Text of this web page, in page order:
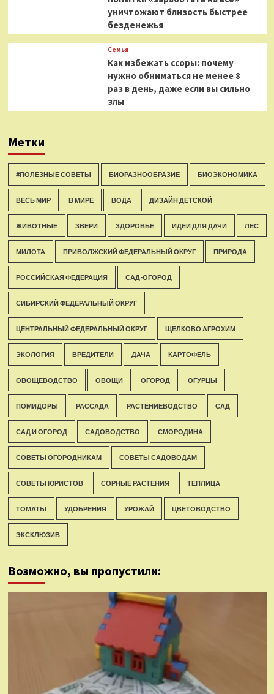
уничтожают близость быстрее
безденежья
Семья
Как избежать ссоры: почему
нужно обниматься не менее 8
раз в день, даже если вы сильно
злы
Метки
#ПОЛЕЗНЫЕ СОВЕТЫ БИОРАЗНООБРАЗИЕ БИОЭКОНОМИКА
ВЕСЬ МИР В МИРЕ ВОДА ДИЗАЙН ДЕТСКОЙ
ЖИВОТНЫЕ ЗВЕРИ ЗДОРОВЬЕ ИДЕИ ДЛЯ ДАЧИ ЛЕС
МИЛОТА ПРИВОЛЖСКИЙ ФЕДЕРАЛЬНЫЙ ОКРУГ ПРИРОДА
РОССИЙСКАЯ ФЕДЕРАЦИЯ САД-ОГОРОД
СИБИРСКИЙ ФЕДЕРАЛЬНЫЙ ОКРУГ
ЦЕНТРАЛЬНЫЙ ФЕДЕРАЛЬНЫЙ ОКРУГ ЩЕЛКОВО АГРОХИМ
ЭКОЛОГИЯ ВРЕДИТЕЛИ ДАЧА КАРТОФЕЛЬ
ОВОЩЕВОДСТВО ОВОЩИ ОГОРОД ОГУРЦЫ
ПОМИДОРЫ РАССАДА РАСТЕНИЕВОДСТВО САД
САД И ОГОРОД САДОВОДСТВО СМОРОДИНА
СОВЕТЫ ОГОРОДНИКАМ СОВЕТЫ САДОВОДАМ
СОВЕТЫ ЮРИСТОВ СОРНЫЕ РАСТЕНИЯ ТЕПЛИЦА
ТОМАТЫ УДОБРЕНИЯ УРОЖАЙ ЦВЕТОВОДСТВО
ЭКСКЛЮЗИВ
Возможно, вы пропустили: